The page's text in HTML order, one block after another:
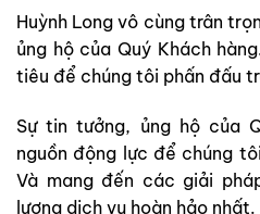
Huỳnh Long vô cùng trân
ủng hộ của Quý Khách
tiêu để chúng tôi phấn đấu
Sự tin tưởng, ủng hộ của
nguồn động lực để chúng
Và mang đến các giải
lượng dịch vụ hoàn hảo nhất.